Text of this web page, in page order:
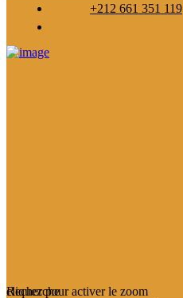
+212 661 351 119
cliquez pour activer le zoom
Recherche